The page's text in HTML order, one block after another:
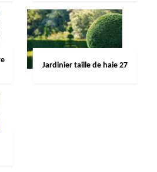
Jardinier taille de haie 27